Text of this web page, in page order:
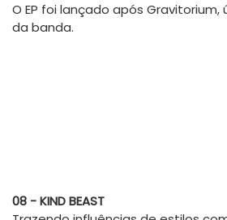
O EP foi lançado após
da banda.
08 - KIND BEAST